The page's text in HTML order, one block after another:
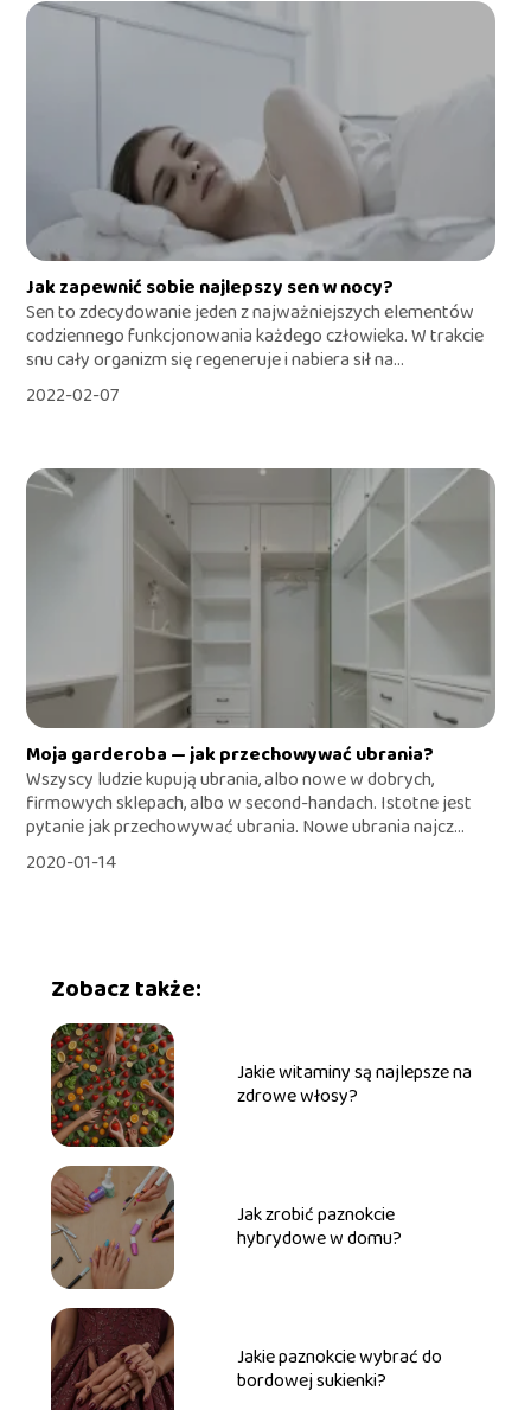
Jak zapewnić sobie najlepszy sen w nocy?
Sen to zdecydowanie jeden z najważniejszych elementów
codziennego funkcjonowania każdego człowieka. W trakcie
snu cały organizm się regeneruje i nabiera sił na...
2022-02-07
Moja garderoba — jak przechowywać ubrania?
Wszyscy ludzie kupują ubrania, albo nowe w dobrych,
firmowych sklepach, albo w second-handach. Istotne jest
pytanie jak przechowywać ubrania. Nowe ubrania najcz...
2020-01-14
Zobacz także:
Jakie witaminy są najlepsze na
zdrowe włosy?
Jak zrobić paznokcie
hybrydowe w domu?
Jakie paznokcie wybrać do
bordowej sukienki?